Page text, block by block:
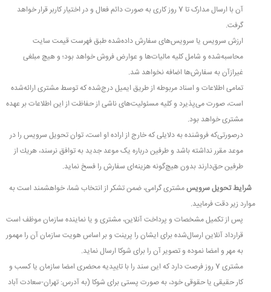
آن با ارسال مدارک تا 7 روز کاری به صورت دائم فعال و در اختیار کاربر قرار خواهد
گرفت.
ارزش سرویس یا سرویس‌های سفارش داده‌شده طبق فهرست قیمت سایت
محاسبه‌شده و شامل کلیه مالیات‌ها و عوارض فروش خواهد بود؛ و هیچ مبلغی
غیرازآن به سفارش‌ها اضافه نخواهد شد.
تمامی اطلاعات و اسناد مربوطه از طریق ایمیل درج‌شده که توسط مشتری ارائه‌شده
است، صورت می‌پذیرد و کلیه مسئولیت‌های ناشی از حفاظت از این اطلاعات بر عهده
مشتری خواهد بود.
درصورتی‌که فروشنده به دلایلی که خارج از اراده او است، توان تحویل سرویس را در
موعد مقرر نداشته باشد و طرفین درباره یک موعد جدید به توافق نرسند، هریك از
طرفین حق‌دارند بدون هیچ‌گونه هزینه‌ای سفارش را فسخ نماید.
شرایط تحویل سرویسمشتری گرامی، ضمن تشکر از انتخاب شما، خواهشمند است به
موارد زیر دقت فرمایید.
پس از تکمیل مشخصات و پرداخت آنلاین، مشتری و یا نماینده سازمان موظف است
قرارداد آنلاین ارسال‌شده برای ایشان را پرینت و بر اساس هویت سازمان آن را مهمور
به مهر و امضا نموده و تصویر آن را برای شوکا ارسال نماید.
مشتری 7 روز فرصت دارد که این سند را با تاییدیه محضری امضا سازمان یا کسب و
کار حقیقی یا حقوقی خود، به صورت پستی برای شوکا (به آدرس: تهران-سعادت آباد